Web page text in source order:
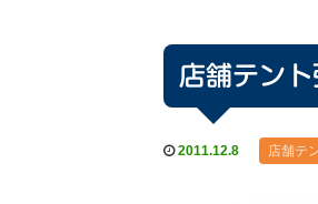
店舗テン
2011.12.8 店舗テ